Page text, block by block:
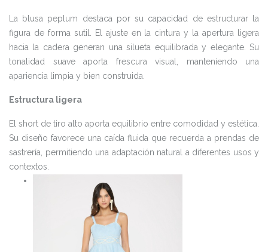
La blusa peplum destaca por su capacidad de estructurar la
figura de forma sutil. El ajuste en la cintura y la apertura ligera
hacia la cadera generan una silueta equilibrada y elegante. Su
tonalidad suave aporta frescura visual, manteniendo una
apariencia limpia y bien construida.
Estructura ligera
El short de tiro alto aporta equilibrio entre comodidad y estética.
Su diseño favorece una caída fluida que recuerda a prendas de
sastrería, permitiendo una adaptación natural a diferentes usos y
contextos.